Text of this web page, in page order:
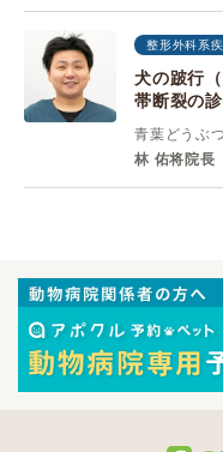
整形外科系
犬の跛行
帯断裂の
青葉どうぶ
林 佑将院長